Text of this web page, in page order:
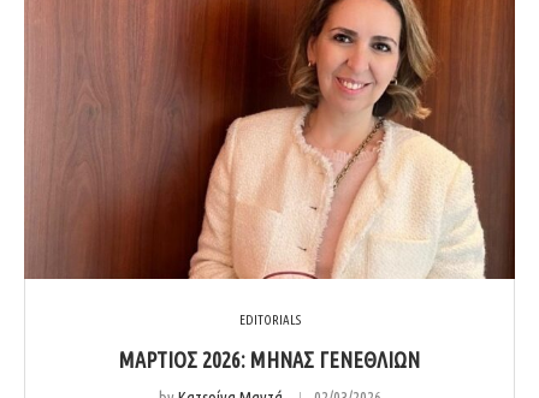
EDITORIALS
ΜΆΡΤΙΟΣ 2026: ΜΉΝΑΣ ΓΕΝΕΘΛΊΩΝ